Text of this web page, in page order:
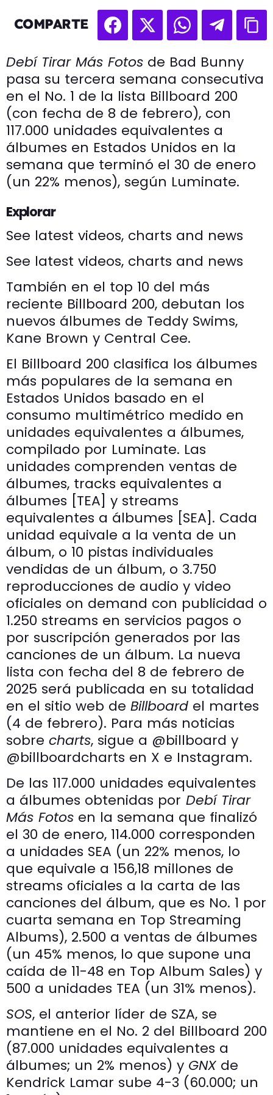
COMPARTE
Debí Tirar Más Fotos de Bad Bunny
pasa su tercera semana consecutiva
en el No. 1 de la lista Billboard 200
(con fecha de 8 de febrero), con
117.000 unidades equivalentes a
álbumes en Estados Unidos en la
semana que terminó el 30 de enero
(un 22% menos), según Luminate.
Explorar
See latest videos, charts and news
See latest videos, charts and news
También en el top 10 del más
reciente Billboard 200, debutan los
nuevos álbumes de Teddy Swims,
Kane Brown y Central Cee.
El Billboard 200 clasifica los álbumes
más populares de la semana en
Estados Unidos basado en el
consumo multimétrico medido en
unidades equivalentes a álbumes,
compilado por Luminate. Las
unidades comprenden ventas de
álbumes, tracks equivalentes a
álbumes [TEA] y streams
equivalentes a álbumes [SEA]. Cada
unidad equivale a la venta de un
álbum, o 10 pistas individuales
vendidas de un álbum, o 3.750
reproducciones de audio y video
oficiales on demand con publicidad o
1.250 streams en servicios pagos o
por suscripción generados por las
canciones de un álbum. La nueva
lista con fecha del 8 de febrero de
2025 será publicada en su totalidad
en el sitio web de Billboard el martes
(4 de febrero). Para más noticias
sobre charts, sigue a @billboard y
@billboardcharts en X e Instagram.
De las 117.000 unidades equivalentes
a álbumes obtenidas por Debí Tirar
Más Fotos en la semana que finalizó
el 30 de enero, 114.000 corresponden
a unidades SEA (un 22% menos, lo
que equivale a 156,18 millones de
streams oficiales a la carta de las
canciones del álbum, que es No. 1 por
cuarta semana en Top Streaming
Albums), 2.500 a ventas de álbumes
(un 45% menos, lo que supone una
caída de 11-48 en Top Album Sales) y
500 a unidades TEA (un 31% menos).
SOS, el anterior líder de SZA, se
mantiene en el No. 2 del Billboard 200
(87.000 unidades equivalentes a
álbumes; un 2% menos) y GNX de
Kendrick Lamar sube 4-3 (60.000; un